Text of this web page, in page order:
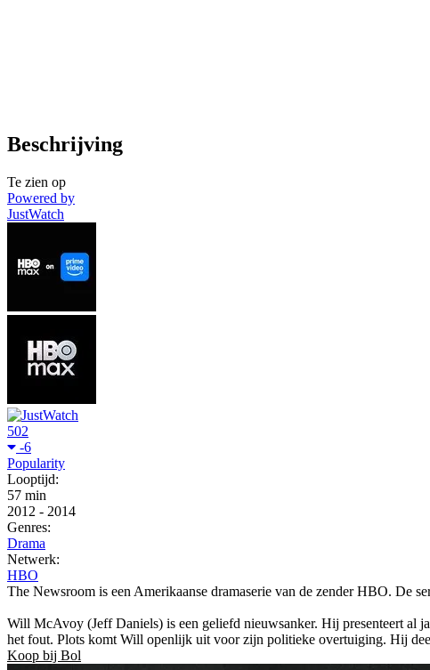
Beschrijving
Te zien op
Powered by
JustWatch
502
-6
Popularity
Looptijd:
57 min
2012 - 2014
Genres:
Drama
Netwerk:
HBO
The Newsroom is een Amerikaanse dramaserie van de zender HBO. De
Will McAvoy (Jeff Daniels) is een geliefd nieuwsanker. Hij presenteert al
het fout. Plots komt Will openlijk uit voor zijn politieke overtuiging. Hij
Koop bij Bol